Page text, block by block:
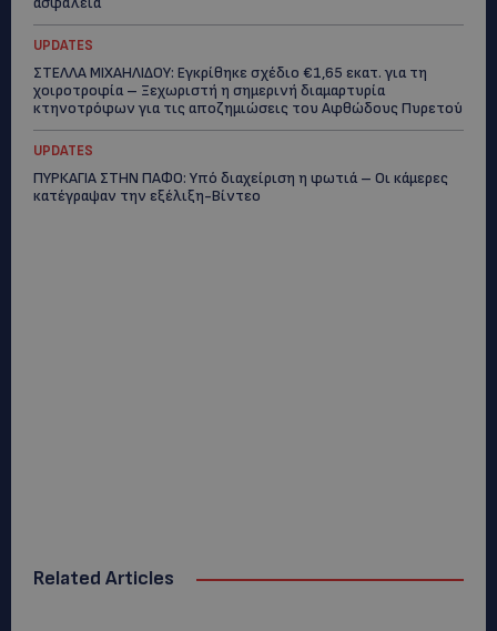
UPDATES
ΣΤΕΛΛΑ ΜΙΧΑΗΛΙΔΟΥ: Εγκρίθηκε σχέδιο €1,65 εκατ. για τη
χοιροτροφία – Ξεχωριστή η σημερινή διαμαρτυρία
κτηνοτρόφων για τις αποζημιώσεις του Αφθώδους Πυρετού
UPDATES
ΠΥΡΚΑΓΙΑ ΣΤΗΝ ΠΑΦΟ: Υπό διαχείριση η φωτιά – Οι κάμερες
κατέγραψαν την εξέλιξη-Βίντεο
Related Articles